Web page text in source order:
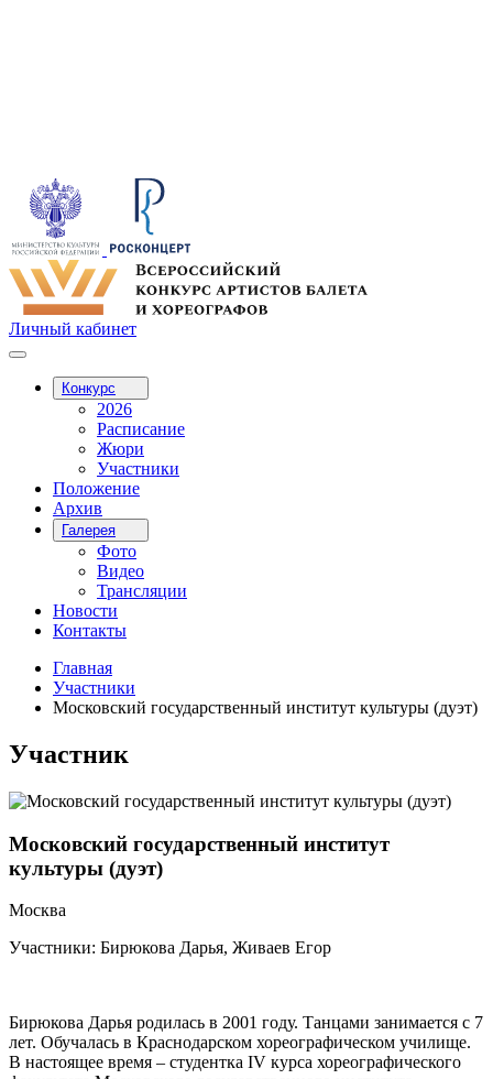
Личный кабинет
Конкурс
2026
Расписание
Жюри
Участники
Положение
Архив
Галерея
Фото
Видео
Трансляции
Новости
Контакты
Главная
Участники
Московский государственный институт культуры (дуэт)
Участник
Московский государственный институт
культуры (дуэт)
Москва
Участники: Бирюкова Дарья, Живаев Егор
Бирюкова Дарья родилась в 2001 году. Танцами занимается с 7
лет. Обучалась в Краснодарском хореографическом училище.
В настоящее время – студентка IV курса хореографического